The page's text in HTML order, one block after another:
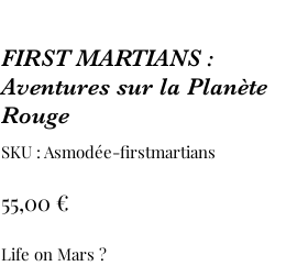
FIRST MARTIANS :
Aventures sur la Planète
Rouge
SKU : Asmodée-firstmartians
55,00 €
Life on Mars ?